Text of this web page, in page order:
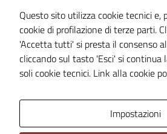
Dichiarazione di accessibilità Servizi
Whistleblowing
Piano di miglioramento del sito
Area riservata
Questo sito utilizza cookie tecnici e,
cookie di profilazione di terze parti.
'Accetta tutti' si presta il consenso
cliccando sul tasto 'Esci' si continua
soli cookie tecnici. Link alla cookie
Impostazioni